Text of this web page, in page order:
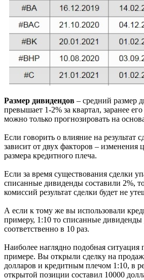
Размер дивидендов – средний размер
превышает 1-2% за квартал, заранее его
можно только прогнозировать на
Если говорить о влияние на результат
зависит от двух факторов –
размера кредитного плеча.
Если за время существования сделки
списанные дивиденды составили 2%,
комиссий результат сделки будет не
А если к тому же вы использовали
примеру, 1:10 то списанные
соответственно в 10 раз.
Наиболее наглядно подобная ситуация
примере. Вы открыли сделку на
долларов и кредитным плечом 1:10, в
открытой позиции составил 10000